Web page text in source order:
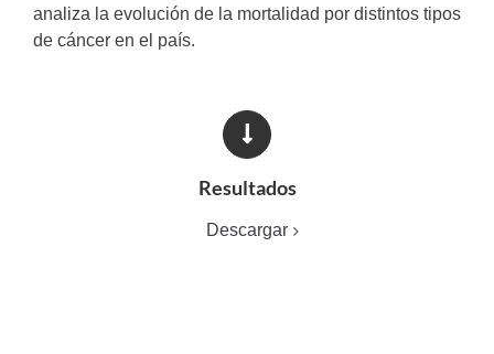
analiza la evolución de la mortalidad por distintos tipos
de cáncer en el país.
Resultados
Descargar